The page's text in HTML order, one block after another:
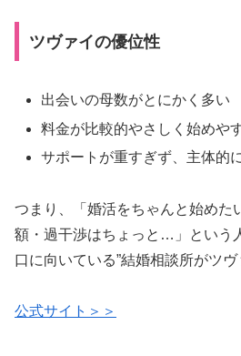
ツヴァイの優位性
出会いの母数がとにかく多い
料金が比較的やさしく始めや
サポートが重すぎず、主体的
つまり、「婚活をちゃんと始めた
額・過干渉はちょっと…」という
口に向いている”結婚相談所がツヴ
公式サイト＞＞